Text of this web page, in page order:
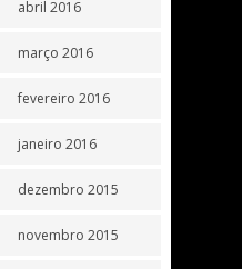
abril 2016
março 2016
fevereiro 2016
janeiro 2016
dezembro 2015
novembro 2015